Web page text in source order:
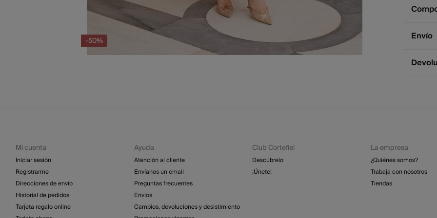
-50% Envío
4 -
Mi cuenta
Iniciar sesión
Registrarme
Direcciones de envío
Historial de pedidos
Tarjeta regalo online
Ayuda
Atención al cliente
Envíanos un email
Preguntas frecuentes
Envíos
Cambios, devoluciones y desistimiento
Club Cortefiel
Descúbrelo
¡Únete!
La empresa
¿Quiénes somos?
Trabaja con nosotros
Tiendas